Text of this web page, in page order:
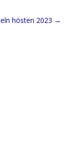
hösten 2023 →